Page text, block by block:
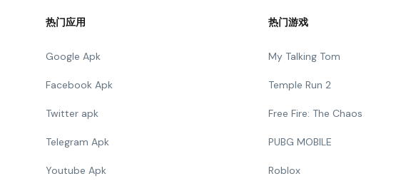
热门应用
Google Apk
Facebook Apk
Twitter apk
Telegram Apk
Youtube Apk
热门游戏
My Talking Tom
Temple Run 2
Free Fire: The Chaos
PUBG MOBILE
Roblox